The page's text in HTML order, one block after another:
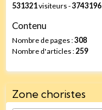
531321visiteurs -3743196
Contenu
Nombre de pages :308
Nombre d'articles : 259
Zone choristes